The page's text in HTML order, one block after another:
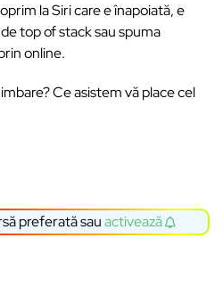
la Siri care e înapoiată, e
top of stack sau spuma
online.
Ce asistem vă place cel
preferată sauactivează